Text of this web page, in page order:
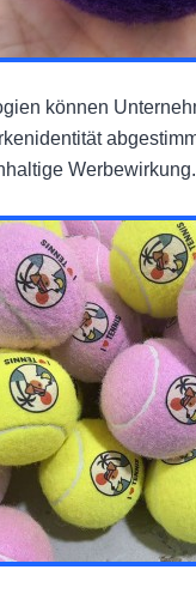
können
Werbewirkung.